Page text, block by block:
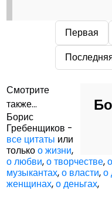
Первая
Смотрите
также...
Борис
Гребенщиков -
все цитаты или
толькоо жизни,
о любви,о творчестве,
музыкантах,о власти,о
женщинах,о деньгах,